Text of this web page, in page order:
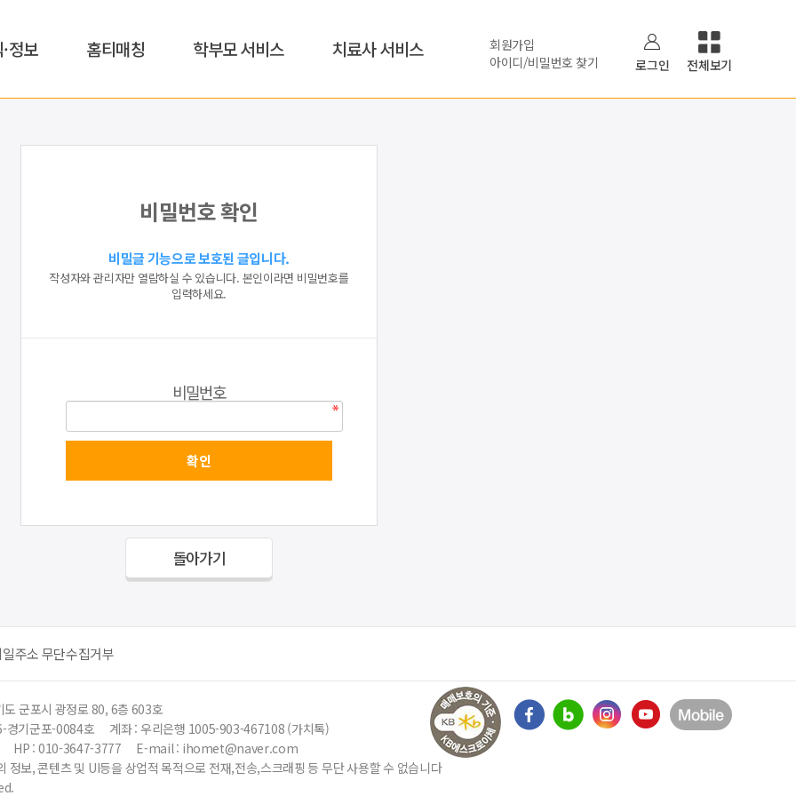
정보 홈티매칭 학부모 서비스 치료사 서비스
회원가입
아이디/비밀번호 찾기
로그인 전체보기
비밀번호 확인
비밀글 기능으로 보호된 글입니다.
작성자와 관리자만 열람하실 수 있습니다. 본인이라면 비밀번호를
입력하세요.
비밀번호
돌아가기
주소 무단수집거부
도 군포시 광정로 80, 6층 603호
경기군포-0084호
계좌 : 우리은행 1005-903-467108 (가치톡)
HP : 010-3647-3777
E-mail : ihomet@naver.com
정보, 콘텐츠 및 UI등을 상업적 목적으로 전재,전송,스크래핑 등 무단 사용할 수 없습니다